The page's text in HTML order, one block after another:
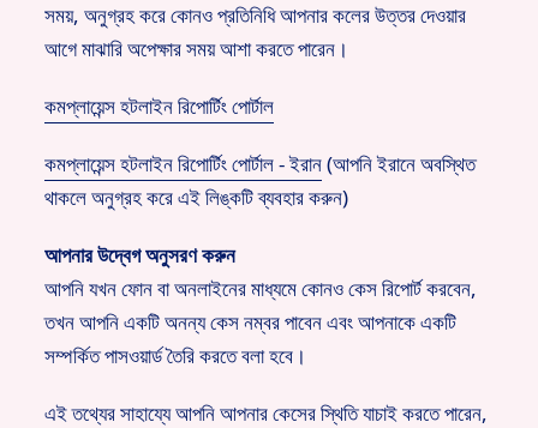
সময়, অনুগ্রহ করে কোনও প্রতিনিধি আপনার কলের উত্তর দেওয়ার
আগে মাঝারি অপেক্ষার সময় আশা করতে পারেন।
কমপ্লায়েন্স হটলাইন রিপোর্টিং পোর্টাল
কমপ্লায়েন্স হটলাইন রিপোর্টিং পোর্টাল - ইরান(আপনি ইরানে অবস্থিত
থাকলে অনুগ্রহ করে এই লিঙ্কটি ব্যবহার করুন)
আপনার উদ্বেগ অনুসরণ করুন
আপনি যখন ফোন বা অনলাইনের মাধ্যমে কোনও কেস রিপোর্ট করবেন,
তখন আপনি একটি অনন্য কেস নম্বর পাবেন এবং আপনাকে একটি
সম্পর্কিত পাসওয়ার্ড তৈরি করতে বলা হবে।
এই তথ্যের সাহায্যে আপনি আপনার কেসের স্থিতি যাচাই করতে পারেন,